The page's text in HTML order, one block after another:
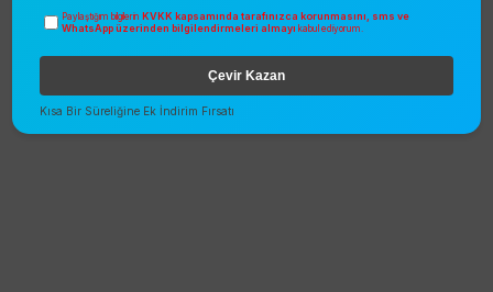
Paylaştığım bilgilerin KVKK kapsamında tarafınızca korunmasını, sms ve
WhatsApp üzerinden bilgilendirmeleri almayı kabul ediyorum.
Çevir Kazan
Kısa Bir Süreliğine Ek İndirim Fırsatı